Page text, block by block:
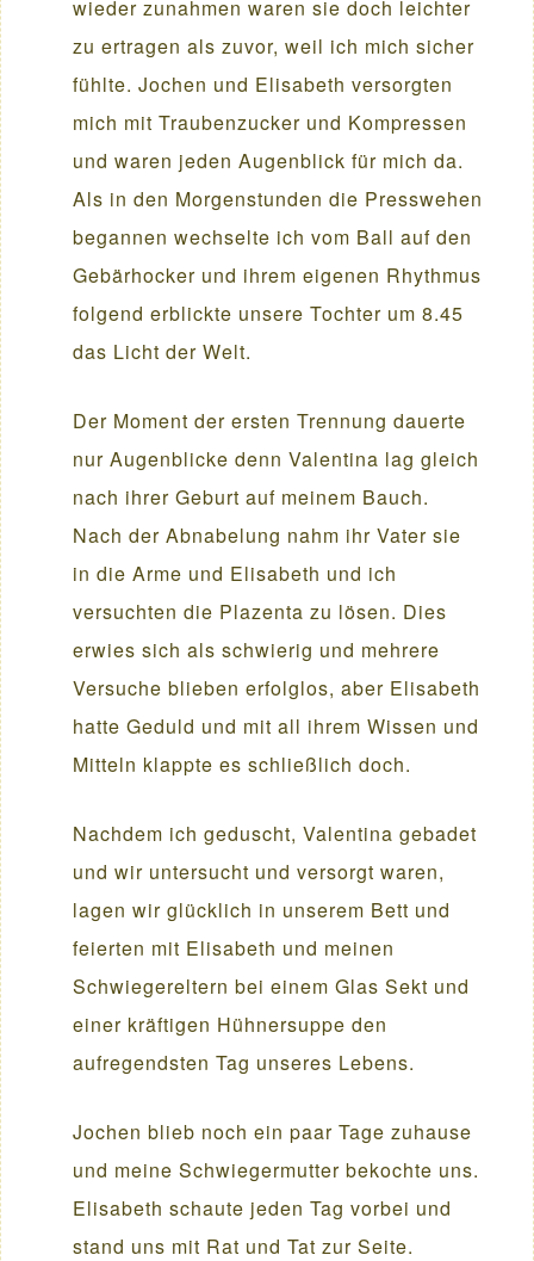
wieder zunahmen waren sie doch leichter
zu ertragen als zuvor, weil ich mich sicher
fühlte. Jochen und Elisabeth versorgten
mich mit Traubenzucker und Kompressen
und waren jeden Augenblick für mich da.
Als in den Morgenstunden die Presswehen
begannen wechselte ich vom Ball auf den
Gebärhocker und ihrem eigenen Rhythmus
folgend erblickte unsere Tochter um 8.45
das Licht der Welt.
Der Moment der ersten Trennung dauerte
nur Augenblicke denn Valentina lag gleich
nach ihrer Geburt auf meinem Bauch.
Nach der Abnabelung nahm ihr Vater sie
in die Arme und Elisabeth und ich
versuchten die Plazenta zu lösen. Dies
erwies sich als schwierig und mehrere
Versuche blieben erfolglos, aber Elisabeth
hatte Geduld und mit all ihrem Wissen und
Mitteln klappte es schließlich doch.
Nachdem ich geduscht, Valentina gebadet
und wir untersucht und versorgt waren,
lagen wir glücklich in unserem Bett und
feierten mit Elisabeth und meinen
Schwiegereltern bei einem Glas Sekt und
einer kräftigen Hühnersuppe den
aufregendsten Tag unseres Lebens.
Jochen blieb noch ein paar Tage zuhause
und meine Schwiegermutter bekochte uns.
Elisabeth schaute jeden Tag vorbei und
stand uns mit Rat und Tat zur Seite.